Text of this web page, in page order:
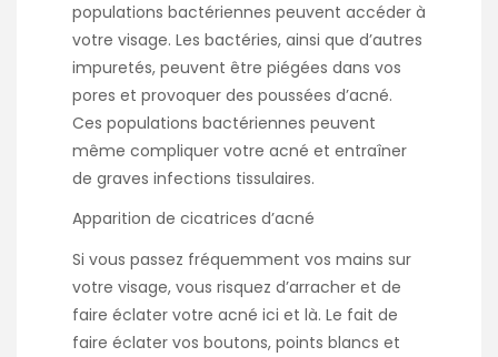
populations bactériennes peuvent accéder à
votre visage. Les bactéries, ainsi que d’autres
impuretés, peuvent être piégées dans vos
pores et provoquer des poussées d’acné.
Ces populations bactériennes peuvent
même compliquer votre acné et entraîner
de graves infections tissulaires.
Apparition de cicatrices d’acné
Si vous passez fréquemment vos mains sur
votre visage, vous risquez d’arracher et de
faire éclater votre acné ici et là. Le fait de
faire éclater vos boutons, points blancs et